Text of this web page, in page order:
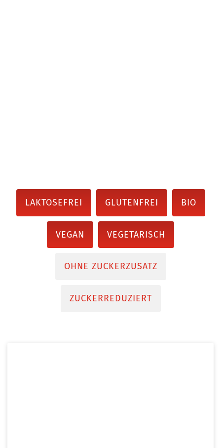
LAKTOSEFREI GLUTENFREI BIO
VEGAN VEGETARISCH
OHNE ZUCKERZUSATZ
ZUCKERREDUZIERT